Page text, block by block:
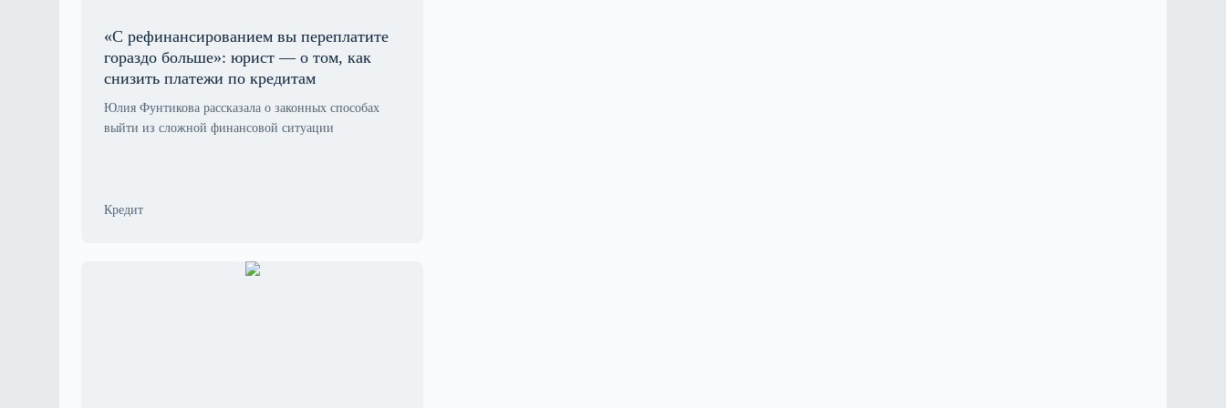
«С рефинансированием вы переплатите
гораздо больше»: юрист — о том, как
снизить платежи по кредитам
Юлия Фунтикова рассказала о законных способах
выйти из сложной финансовой ситуации
Кредит